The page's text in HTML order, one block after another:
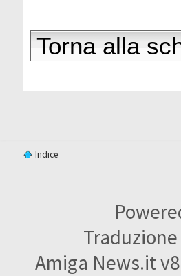
Torna alla
Indice
Amiga News.it